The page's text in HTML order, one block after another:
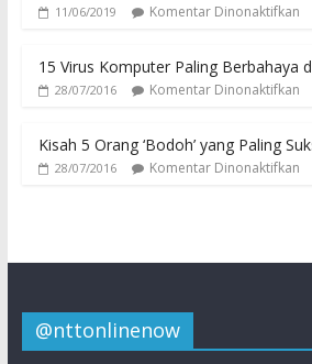
11/06/2019 Komentar Dinonaktifkan
15 Virus Komputer Paling Berbahaya
28/07/2016 Komentar Dinonaktifkan
Kisah 5 Orang ‘Bodoh’ yang Paling
28/07/2016 Komentar Dinonaktifkan
@nttonlinenow